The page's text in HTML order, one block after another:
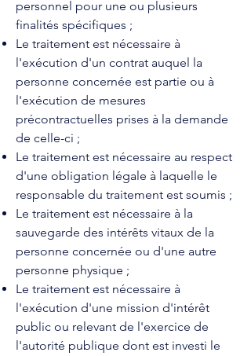
personnel pour une ou plusieurs
finalités spécifiques ;
Le traitement est nécessaire à
l'exécution d'un contrat auquel la
personne concernée est partie ou à
l'exécution de mesures
précontractuelles prises à la demande
de celle-ci ;
Le traitement est nécessaire au respect
d'une obligation légale à laquelle le
responsable du traitement est soumis ;
Le traitement est nécessaire à la
sauvegarde des intérêts vitaux de la
personne concernée ou d'une autre
personne physique ;
Le traitement est nécessaire à
l'exécution d'une mission d'intérêt
public ou relevant de l'exercice de
l'autorité publique dont est investi le